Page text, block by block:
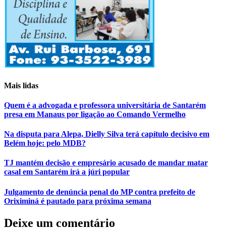
Mais lidas
Quem é a advogada e professora universitária de Santarém
presa em Manaus por ligação ao Comando Vermelho
Na disputa para Alepa, Dielly Silva terá capítulo decisivo em
Belém hoje: pelo MDB?
TJ mantém decisão e empresário acusado de mandar matar
casal em Santarém irá a júri popular
Julgamento de denúncia penal do MP contra prefeito de
Oriximiná é pautado para próxima semana
Deixe um comentário